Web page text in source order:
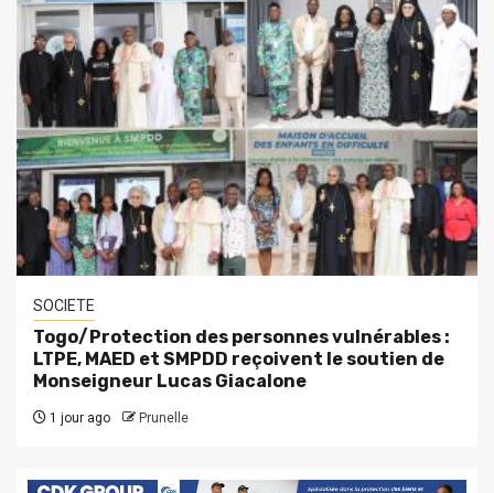
SOCIETE
Togo/Protection des personnes vulnérables :
LTPE, MAED et SMPDD reçoivent le soutien de
Monseigneur Lucas Giacalone
1 jour ago Prunelle